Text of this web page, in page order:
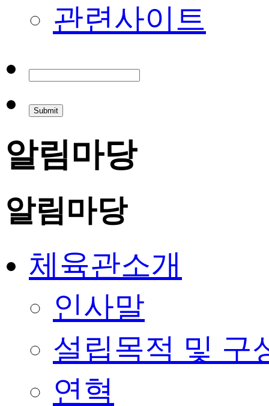
관련사이트
알림마당
알림마당
체육관소개
인사말
설립목적 및 구
연혁